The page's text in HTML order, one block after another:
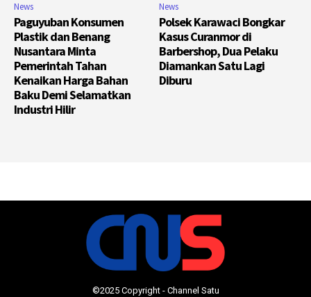
News
Paguyuban Konsumen
Plastik dan Benang
Nusantara Minta
Pemerintah Tahan
Kenaikan Harga Bahan
Baku Demi Selamatkan
Industri Hilir
News
Polsek Karawaci Bongkar
Kasus Curanmor di
Barbershop, Dua Pelaku
Diamankan Satu Lagi
Diburu
©2025 Copyright - Channel Satu